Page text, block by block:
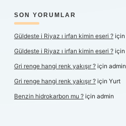
SON YORUMLAR
Güldeste i Riyaz ı irfan kimin eseri ? için
Güldeste i Riyaz ı irfan kimin eseri ? için
Gri renge hangi renk yakışır ? için admin
Gri renge hangi renk yakışır ? için Yurt
Benzin hidrokarbon mu ? için admin